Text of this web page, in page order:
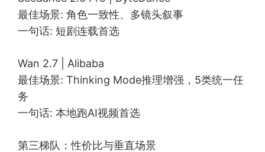
最佳场景: 角色一致性、多镜头叙事
一句话: 短剧连载首选
Wan 2.7 | Alibaba
最佳场景: Thinking Mode推理增强，5类统一任
务
一句话: 本地跑AI视频首选
第三梯队：性价比与垂直场景